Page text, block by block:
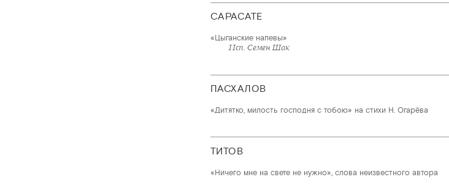
САРАСАТЕ
«Цыганские напевы»
Исп. Семен Шак
ПАСХАЛОВ
«Дитятко, милость господня с тобою» на стихи Н. Огарёва
ТИТОВ
«Ничего мне на свете не нужно», слова неизвестного автора